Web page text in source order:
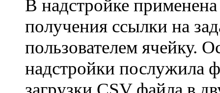
В надстройке
получения ссылки на
пользователем ячейку.
надстройки послужила